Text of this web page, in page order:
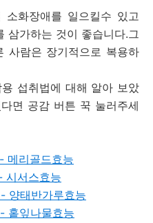
소화장애를 일으킬수 있고
삼가하는 것이 좋습니다.그
사람은 장기적으로 복용하
섭취법에 대해 알아 보았
면 공감 버튼 꾹 눌러주세
메리골드효능
서스효능
양태반가루효능
홑잎나물효능